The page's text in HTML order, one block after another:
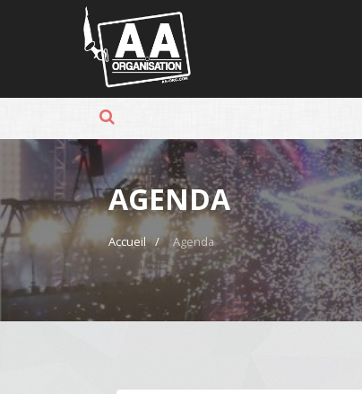
Panneau de gestion des cookies
AGENDA
Accueil Agenda